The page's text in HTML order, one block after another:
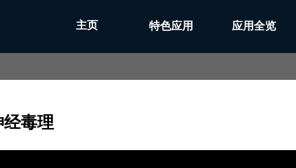
主页 特色应用 应用全览
毒理